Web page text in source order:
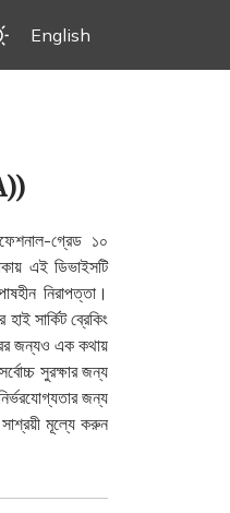
English
গ্রেড ১০
এই ডিভাইসটি
নিরাপত্তা।
সার্কিট ব্রেকিং
জন্যও এক কথায়
সুরক্ষার জন্য
জন্য
মূল্যে করুন